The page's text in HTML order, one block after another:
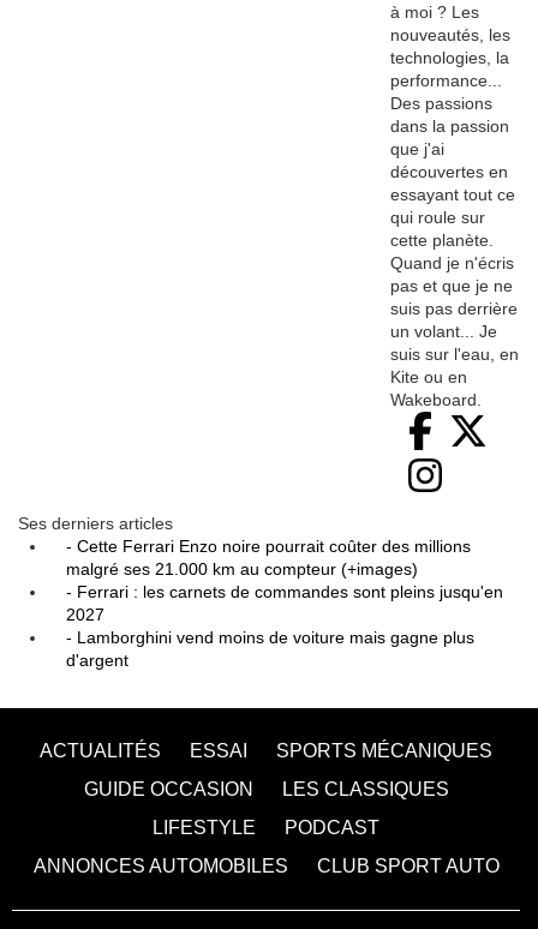
à moi ? Les
nouveautés, les
technologies, la
performance...
Des passions
dans la passion
que j'ai
découvertes en
essayant tout ce
qui roule sur
cette planète.
Quand je n'écris
pas et que je ne
suis pas derrière
un volant... Je
suis sur l'eau, en
Kite ou en
Wakeboard.
Ses derniers articles
- Cette Ferrari Enzo noire pourrait coûter des millions
malgré ses 21.000 km au compteur (+images)
- Ferrari : les carnets de commandes sont pleins jusqu'en
2027
- Lamborghini vend moins de voiture mais gagne plus
d'argent
ACTUALITÉS ESSAI
SPORTS MÉCANIQUES
GUIDE OCCASION
LES CLASSIQUES
LIFESTYLE
PODCAST
ANNONCES AUTOMOBILES
CLUB SPORT AUTO